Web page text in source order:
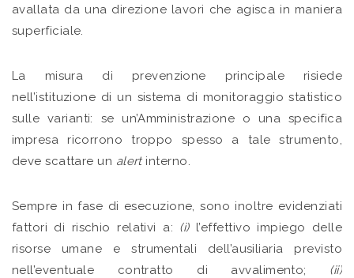
avallata da una direzione lavori che agisca in maniera
superficiale.
La misura di prevenzione principale risiede
nell’istituzione di un sistema di monitoraggio statistico
sulle varianti: se un’Amministrazione o una specifica
impresa ricorrono troppo spesso a tale strumento,
deve scattare un alertinterno.
Sempre in fase di esecuzione, sono inoltre evidenziati
fattori di rischio relativi a: (i)l’effettivo impiego delle
risorse umane e strumentali dell’ausiliaria previsto
nell’eventuale contratto di avvalimento; (ii)